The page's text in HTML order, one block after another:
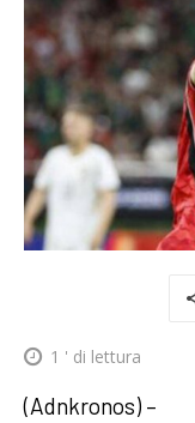
1 ' di lettura
(Adnkronos) –